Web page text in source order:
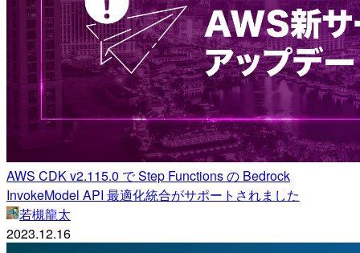
AWS CDK v2.115.0 で Step Functions の Bedrock
InvokeModel API 最適化統合がサポートされました
若槻龍太
2023.12.16